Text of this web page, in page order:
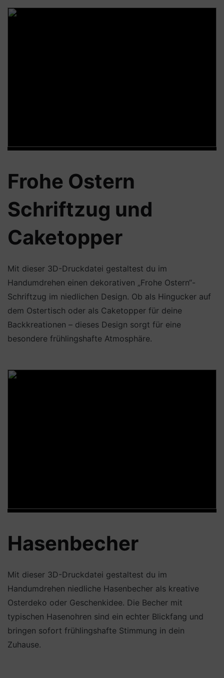
Frohe Ostern
Schriftzug und
Caketopper
Mit dieser 3D-Druckdatei gestaltest du im
Handumdrehen einen dekorativen „Frohe Ostern“-
Schriftzug im niedlichen Design. Ob als Hingucker auf
dem Ostertisch oder als Caketopper für deine
Backkreationen – dieses Design sorgt für eine
besondere frühlingshafte Atmosphäre.
Hasenbecher
Mit dieser 3D-Druckdatei gestaltest du im
Handumdrehen niedliche Hasenbecher als kreative
Osterdeko oder Geschenkidee. Die Becher mit
typischen Hasenohren sind ein echter Blickfang und
bringen sofort frühlingshafte Stimmung in dein
Zuhause.